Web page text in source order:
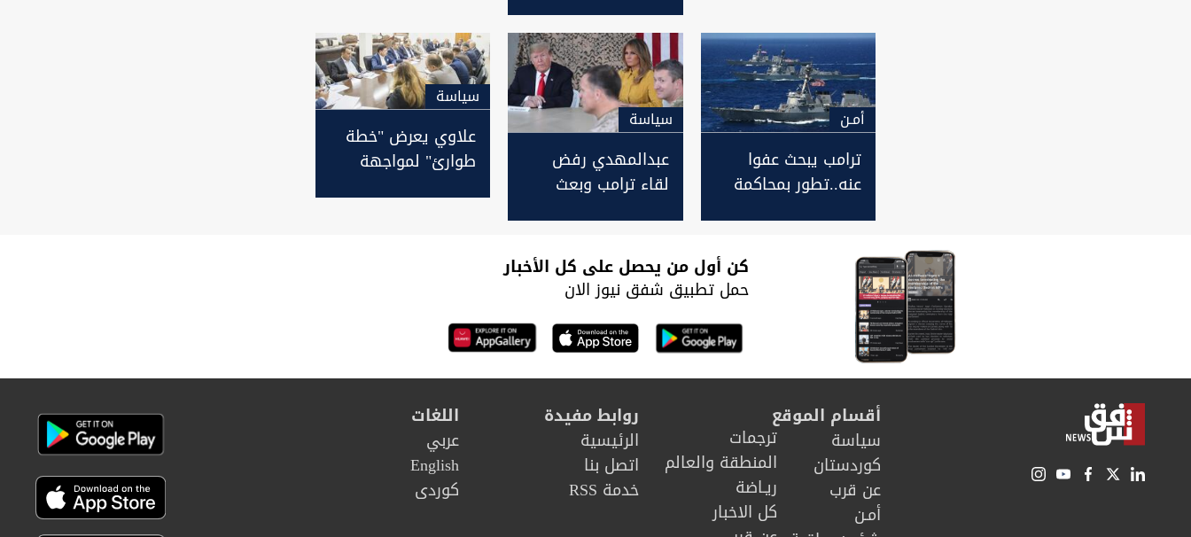
طهران
أمـن
ترامب يبحث عفوا
عنه..تطور بمحاكمة
العراق
سیاسة
عبدالمهدي رفض
لقاء ترامب وبعث
سیاسة
علاوي يعرض "خطة
طوارئ" لمواجهة
كن أول من يحصل على كل الأخبار
حمل تطبيق شفق نيوز الان
أقسام الموقع
سیاسة
كوردستان
عن قرب
أمـن
ترجمات
المنطقة والعالم
ريـاضة
كل الاخبار
روابط مفيدة
الرئيسية
اتصل بنا
خدمة RSS
اللغات
عربي
English
كوردى